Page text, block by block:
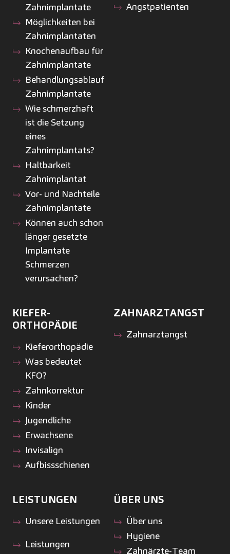
Zahnimplantate
Möglichkeiten bei
Zahnimplantaten
Knochenaufbau für
Zahnimplantate
Behandlungsablauf
Zahnimplantate
Wie schmerzhaft
ist die Setzung
eines
Zahnimplantats?
Haltbarkeit
Zahnimplantat
Vor- und Nachteile
Zahnimplantate
Können auch schon
länger gesetzte
Implantate
Schmerzen
verursachen?
Angstpatienten
KIEFER­
ORTHOPÄDIE
Kiefer­orthopädie
Was bedeutet
KFO?
Zahnkorrektur
Kinder
Jugendliche
Erwachsene
Invisalign
Aufbissschienen
ZAHNARZTANGST
Zahnarztangst
LEISTUNGEN
Unsere Leistungen
Leistungen
ÜBER UNS
Über uns
Hygiene
Zahnärzte-Team